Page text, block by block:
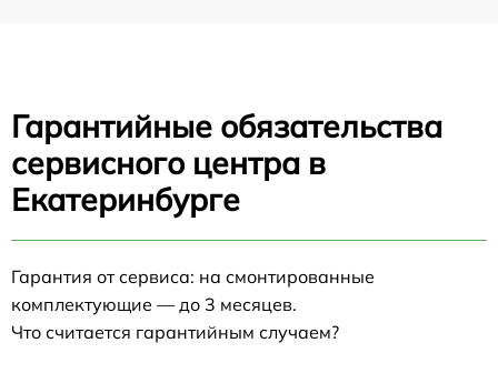
Гарантийные обязательства
сервисного центра в
Екатеринбурге
Гарантия от сервиса: на смонтированные
комплектующие — до 3 месяцев.
Что считается гарантийным случаем?